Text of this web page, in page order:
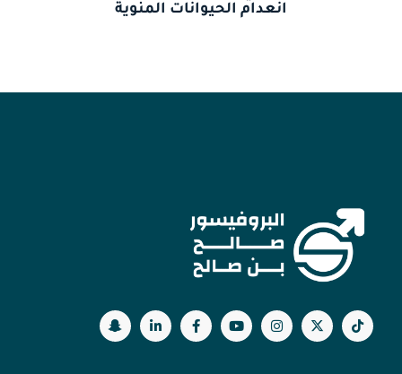
انعدام الحيوانات المنوية